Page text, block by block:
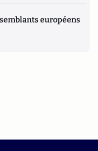
européens